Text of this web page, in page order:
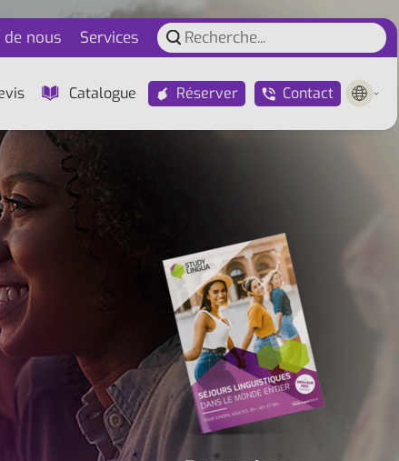
nous Services
Catalogue Réserver Contact